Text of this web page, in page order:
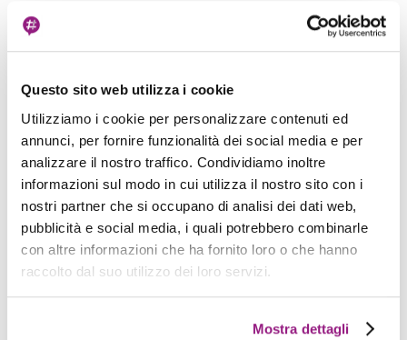
Questo sito web utilizza i cookie
Utilizziamo i cookie per personalizzare contenuti ed
annunci, per fornire funzionalità dei social media e per
analizzare il nostro traffico. Condividiamo inoltre
informazioni sul modo in cui utilizza il nostro sito con i
nostri partner che si occupano di analisi dei dati web,
pubblicità e social media, i quali potrebbero combinarle
con altre informazioni che ha fornito loro o che hanno
raccolto dal suo utilizzo dei loro servizi.
Mostra dettagli
monitorare meglio i costi).
I Job IoT definiscono un insieme di operazioni
che vogliamo inviare a una destinazione che può
essere un dispositivo specifico o un gruppo di
dispositivi. Possiamo definire le operazioni sotto
forma di un documento JSON con codifica UTF-
8 che contiene uno o più URL utilizzati dai
dispositivi per scaricare aggiornamenti e altri
dati. I job sono utili per gestire operazioni
del dispositivo, il download della configurazione